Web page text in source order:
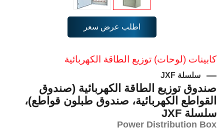
اطلب عرض سعر
كابينات (لوحات) توزيع الطاقة الكهربائية
سلسلة JXF
صندوق توزيع الطاقة الكهربائية (صندوق
القواطع الكهربائية، صندوق طبلون قواطع)،
سلسلة JXF
Power Distribution Box